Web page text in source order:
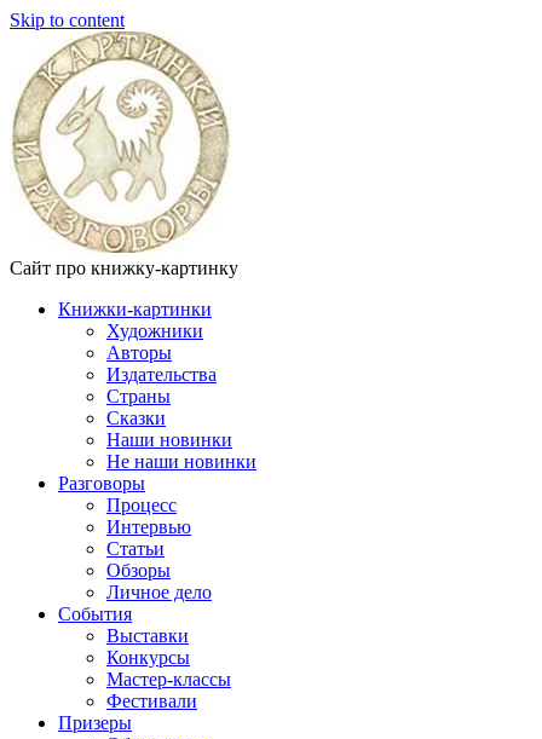
Skip to content
Сайт про книжку-картинку
Книжки-картинки
Художники
Авторы
Издательства
Страны
Сказки
Наши новинки
Не наши новинки
Разговоры
Процесс
Интервью
Статьи
Обзоры
Личное дело
События
Выставки
Конкурсы
Мастер-классы
Фестивали
Призеры